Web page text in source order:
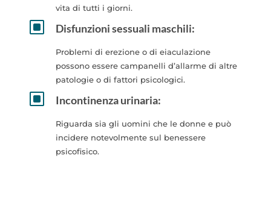
vita di tutti i giorni.
W Disfunzioni sessuali maschili:
Problemi di erezione o di eiaculazione
possono essere campanelli d’allarme di altre
patologie o di fattori psicologici.
W Incontinenza urinaria:
Riguarda sia gli uomini che le donne e può
incidere notevolmente sul benessere
psicofisico.